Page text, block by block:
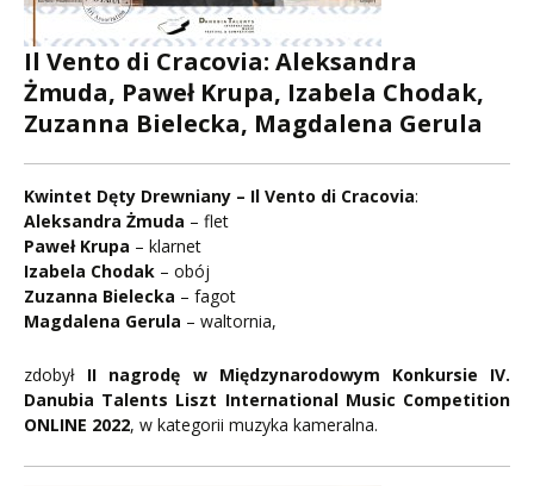
Il Vento di Cracovia: Aleksandra
Żmuda, Paweł Krupa, Izabela Chodak,
Zuzanna Bielecka, Magdalena Gerula
Kwintet Dęty Drewniany – Il Vento di Cracovia:
Aleksandra Żmuda – flet
Paweł Krupa – klarnet
Izabela Chodak – obój
Zuzanna Bielecka – fagot
Magdalena Gerula – waltornia,
zdobył II nagrodę w Międzynarodowym Konkursie IV.
Danubia Talents Liszt International Music Competition
ONLINE 2022, w kategorii muzyka kameralna.